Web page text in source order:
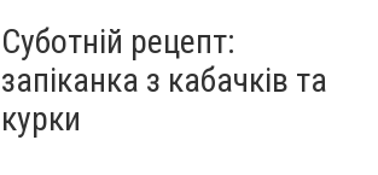
Суботній рецепт:
запіканка з кабачків та
курки